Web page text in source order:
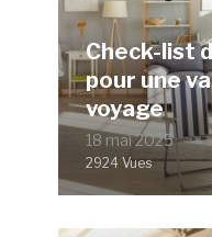
Check-list
pour une
voyage
18 mai 2025
2924 Vues